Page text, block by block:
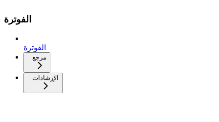
الفوترة
الفوترة
مرجع
الإرشادات